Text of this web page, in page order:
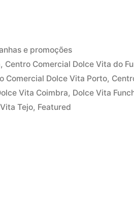
e promoções
, Centro Comercial Dolce Vita do
Comercial Dolce Vita Porto,
Vita Coimbra, Dolce Vita
Tejo, Featured